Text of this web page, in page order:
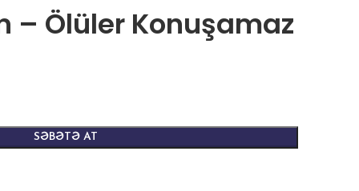
– Ölüler Konuşamaz
SƏBƏTƏ AT